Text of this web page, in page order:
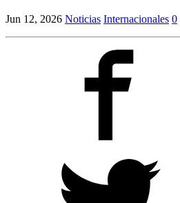
Jun 12, 2026 Noticias Internacionales 0